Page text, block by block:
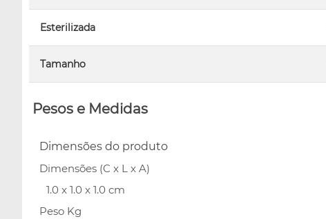
Esterilizada
Tamanho
Pesos e Medidas
Dimensões do produto
Dimensões (C x L x A)
1.0 x 1.0 x 1.0 cm
Peso Kg